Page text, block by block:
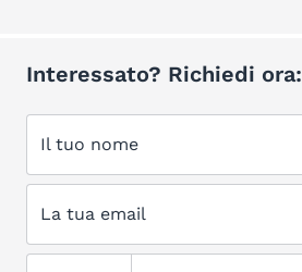
Interessato? Richiedi ora:
Il tuo nome
La tua email